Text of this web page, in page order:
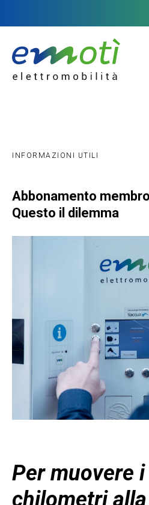
INFORMAZIONI UTILI
Abbonamento
Questo il dilemma
Per muovere
chilometri